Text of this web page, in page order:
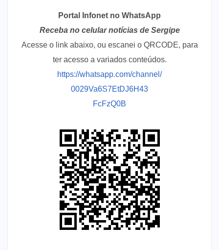
Portal Infonet no WhatsApp
Receba no celular notícias de Sergipe
Acesse o link abaixo, ou escanei o QRCODE, para
ter acesso a variados conteúdos.
https://whatsapp.com/channel/
0029Va6S7EtDJ6H43
FcFzQ0B